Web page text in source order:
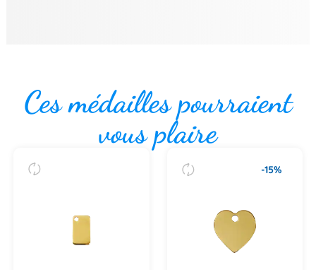
Ces médailles pourraient
vous plaire
-15%